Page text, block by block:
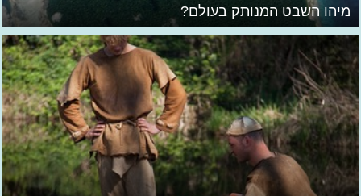
מיהו השבט המנותק בעולם?